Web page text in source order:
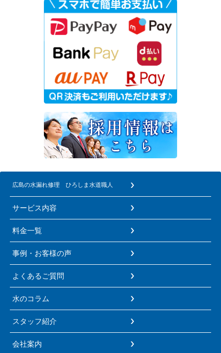
広島の水漏れ修理 ひろしま水道職人
サービス内容
料金一覧
事例・お客様の声
よくあるご質問
水のコラム
スタッフ紹介
会社案内